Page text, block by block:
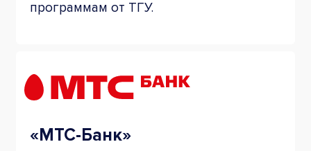
программам от ТГУ.
«МТС-Банк»